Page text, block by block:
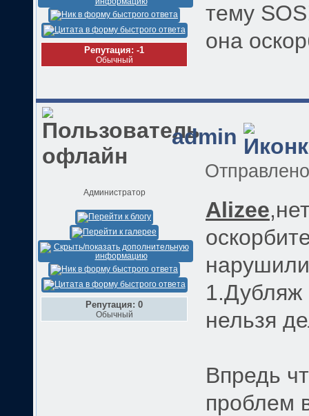
Репутация: -1
Обычный
тему
она
admin
Администратор
Репутация: 0
Обычный
Alizee
1.Дубляж
нельзя
Впредь
проблем